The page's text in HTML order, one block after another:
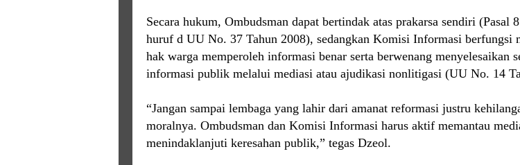
Secara hukum, Ombudsman dapat bertindak atas prakarsa sendiri (Pasal
huruf d UU No. 37 Tahun 2008), sedangkan Komisi Informasi berfungsi
hak warga memperoleh informasi benar serta berwenang menyelesaikan
informasi publik melalui mediasi atau ajudikasi nonlitigasi (UU No. 14
“Jangan sampai lembaga yang lahir dari amanat reformasi justru
moralnya. Ombudsman dan Komisi Informasi harus aktif memantau
menindaklanjuti keresahan publik,” tegas Dzeol.